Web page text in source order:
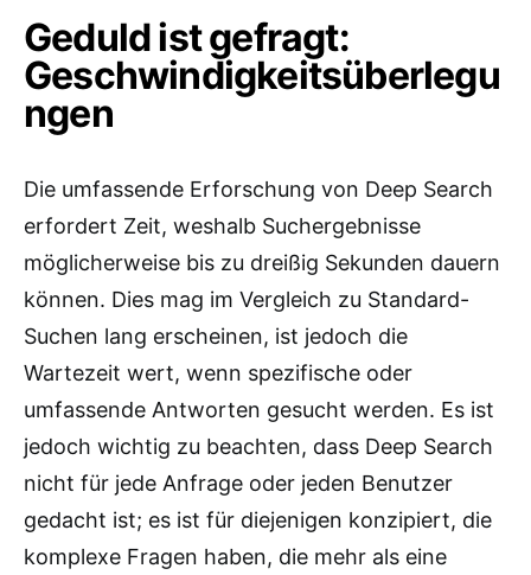
Geduld ist gefragt:
Geschwindigkeitsüberlegu
ngen
Die umfassende Erforschung von Deep Search
erfordert Zeit, weshalb Suchergebnisse
möglicherweise bis zu dreißig Sekunden dauern
können. Dies mag im Vergleich zu Standard-
Suchen lang erscheinen, ist jedoch die
Wartezeit wert, wenn spezifische oder
umfassende Antworten gesucht werden. Es ist
jedoch wichtig zu beachten, dass Deep Search
nicht für jede Anfrage oder jeden Benutzer
gedacht ist; es ist für diejenigen konzipiert, die
komplexe Fragen haben, die mehr als eine